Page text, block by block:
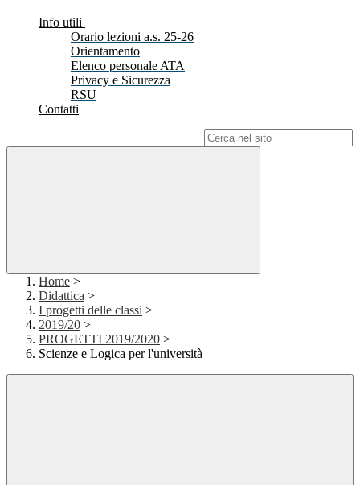
Info utili
Orario lezioni a.s. 25-26
Orientamento
Elenco personale ATA
Privacy e Sicurezza
RSU
Contatti
Home >
Didattica >
I progetti delle classi >
2019/20 >
PROGETTI 2019/2020 >
Scienze e Logica per l'università